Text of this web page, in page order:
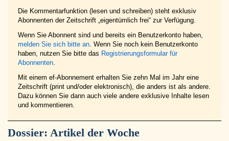
Die Kommentarfunktion (lesen und schreiben) steht exklusiv
Abonnenten der Zeitschrift „eigentümlich frei“ zur Verfügung.
Wenn Sie Abonnent sind und bereits ein Benutzerkonto haben,
melden Sie sich bitte an. Wenn Sie noch kein Benutzerkonto
haben, nutzen Sie bitte das Registrierungsformular für
Abonnenten.
Mit einem ef-Abonnement erhalten Sie zehn Mal im Jahr eine
Zeitschrift (print und/oder elektronisch), die anders ist als andere.
Dazu können Sie dann auch viele andere exklusive Inhalte lesen
und kommentieren.
Dossier: Artikel der Woche